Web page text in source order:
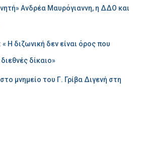
Ανδρέα Μαυρόγιαννη, η ΔΔΟ και
Η διζωνική δεν είναι όρος που
δίκαιο»
μνημείο του Γ. Γρίβα Διγενή στη